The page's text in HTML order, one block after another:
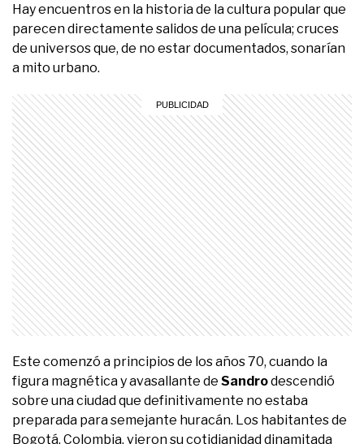
Hay encuentros en la historia de la cultura popular que
parecen directamente salidos de una película; cruces
de universos que, de no estar documentados, sonarían
a mito urbano.
Este comenzó a principios de los años 70, cuando la
figura magnética y avasallante de Sandrodescendió
sobre una ciudad que definitivamente no estaba
preparada para semejante huracán. Los habitantes de
Bogotá, Colombia, vieron su cotidianidad dinamitada